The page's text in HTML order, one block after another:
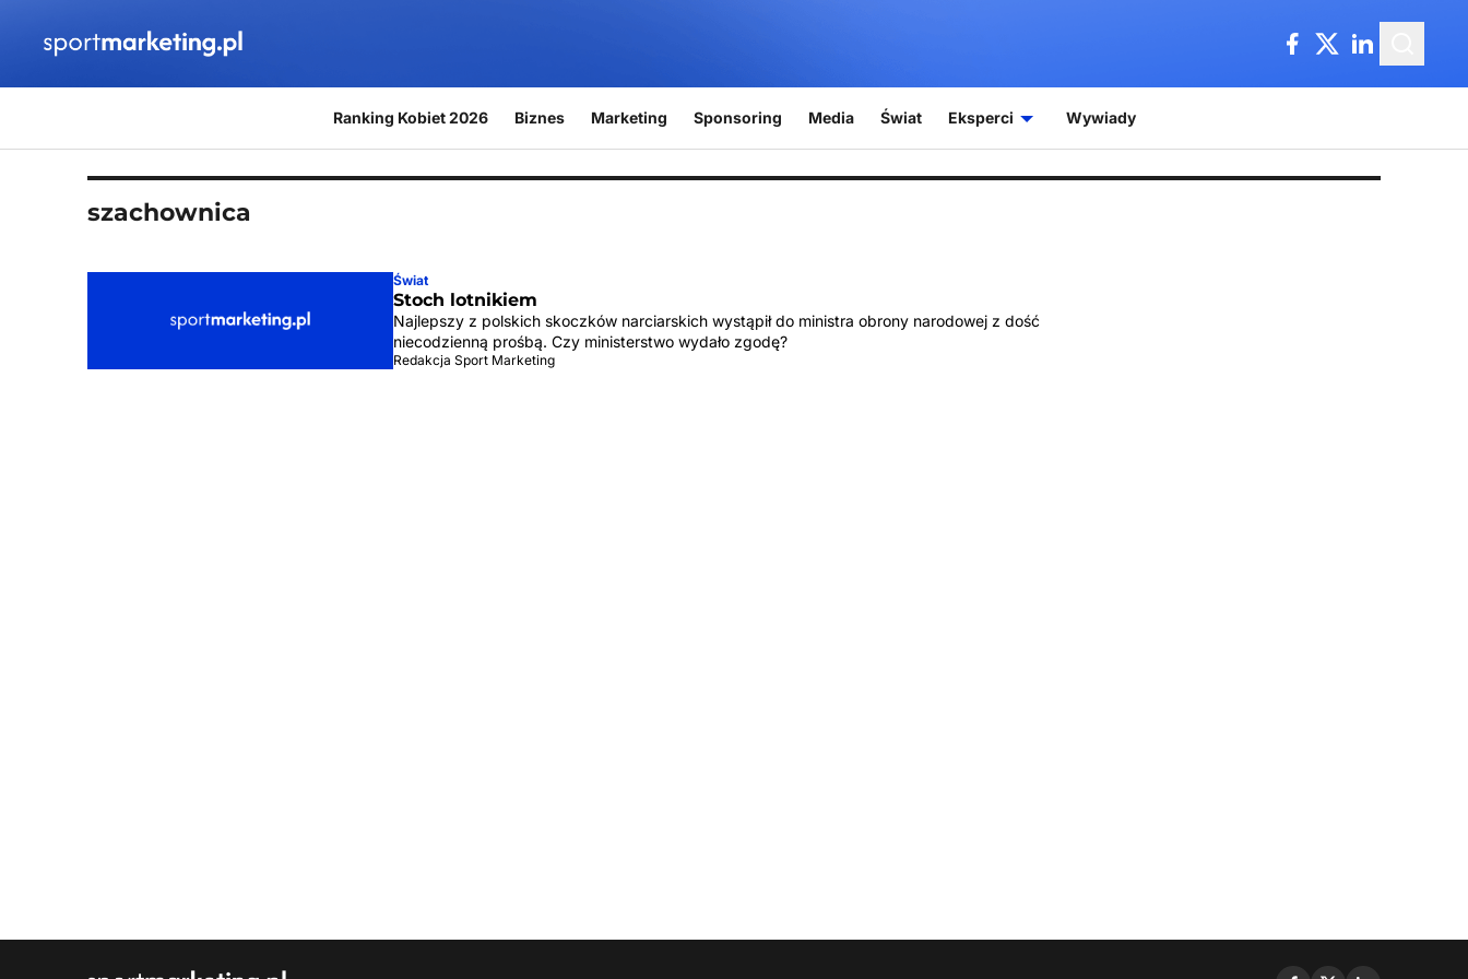
Ranking Kobiet 2026 Biznes Marketing Sponsoring Media Świat Eksperci Wywiady
szachownica
Świat
Stoch lotnikiem
Najlepszy z polskich skoczków narciarskich wystąpił do ministra obrony narodowej z dość
niecodzienną prośbą. Czy ministerstwo wydało zgodę?
Redakcja Sport Marketing